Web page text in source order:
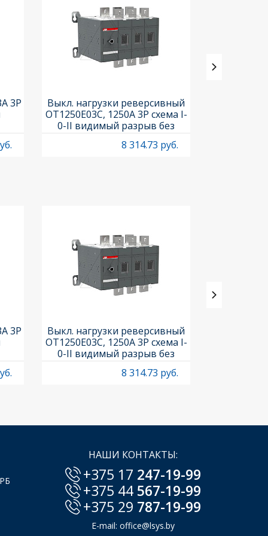
3P
Выкл. нагрузки реверсивный
OT1250E03C, 1250A 3P схема I-
0-II видимый разрыв без
рукоятки
8 314.73 руб.
3P
Выкл. нагрузки реверсивный
OT1250E03C, 1250A 3P схема I-
0-II видимый разрыв без
рукоятки
8 314.73 руб.
НАШИ КОНТАКТЫ:
+375 17 247-19-99
+375 44 567-19-99
+375 29 787-19-99
E-mail: office@lsys.by